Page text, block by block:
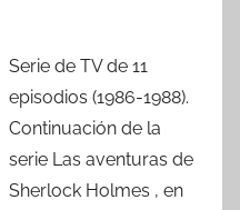
Serie de TV de 11
episodios (1986-1988).
Continuación de la
serie Las aventuras de
Sherlock Holmes , en